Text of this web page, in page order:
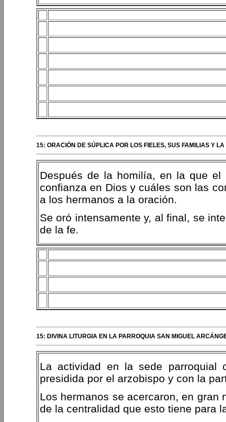
15: ORACIÓN DE SÚPLICA POR LOS FIELES, SUS FAMILIAS Y
Después de la homilía, en la que
confianza en Dios y cuáles son las
a los hermanos a la oración.
Se oró intensamente y, al final, se
de la fe.
15: DIVINA LITURGIA EN LA PARROQUIA SAN MIGUEL
La actividad en la sede parroquial
presidida por el arzobispo y con la
Los hermanos se acercaron, en gran
de la centralidad que esto tiene para